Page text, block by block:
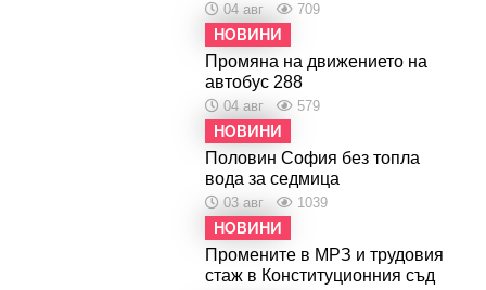
04 авг 709
НОВИНИ
Промяна на движението на
автобус 288
04 авг 579
НОВИНИ
Половин София без топла
вода за седмица
03 авг 1039
НОВИНИ
Промените в МРЗ и трудовия
стаж в Конституционния съд